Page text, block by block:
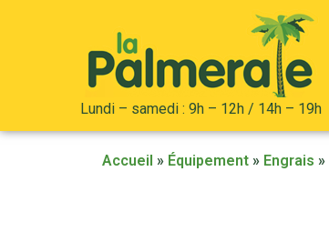
Lundi – samedi : 9h – 12h / 14h – 19h
Accueil » Équipement » Engrais »